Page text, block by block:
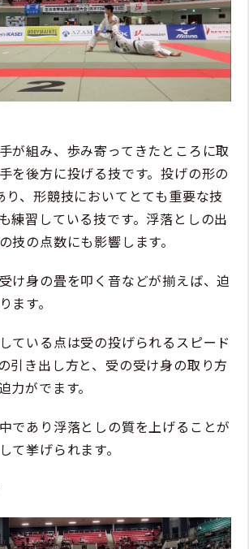
が組み、歩み寄ってきたところに取
を後方に投げる技です。投げの形の
り、形競技においてとても重要な技
練習している技です。浮落としの出
技の点数にも影響します。
け身の畳を叩く音などが揃えば、迫
ます。
ている点は受の投げられるスピード
引き出し方と、受の受け身の取り方
力がでます。
であり浮落としの質を上げることが
て挙げられます。